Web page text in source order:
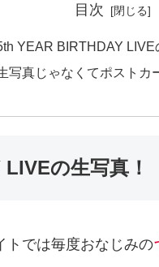
目次
YEAR BIRTHDAY LIVE
写真じゃなくてポストカ
の生写真！
トでは毎度おなじみの